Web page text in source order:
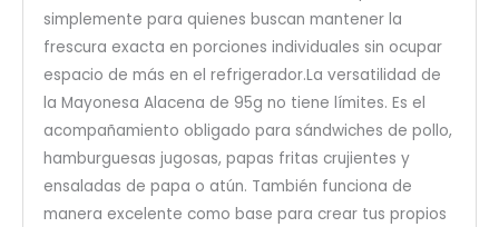
simplemente para quienes buscan mantener la
frescura exacta en porciones individuales sin ocupar
espacio de más en el refrigerador.La versatilidad de
la Mayonesa Alacena de 95g no tiene límites. Es el
acompañamiento obligado para sándwiches de pollo,
hamburguesas jugosas, papas fritas crujientes y
ensaladas de papa o atún. También funciona de
manera excelente como base para crear tus propios